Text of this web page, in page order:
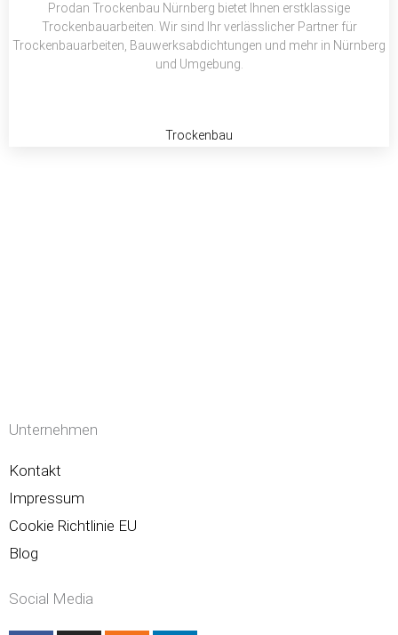
Prodan Trockenbau Nürnberg bietet Ihnen erstklassige
Trockenbauarbeiten. Wir sind Ihr verlässlicher Partner für
Trockenbauarbeiten, Bauwerksabdichtungen und mehr in Nürnberg
und Umgebung.
Trockenbau
Unternehmen
Kontakt
Impressum
Cookie Richtlinie EU
Blog
Social Media